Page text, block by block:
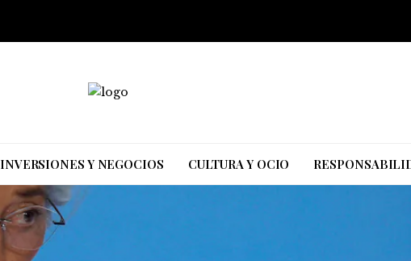
INVERSIONES Y NEGOCIOS CULTURA Y OCIO